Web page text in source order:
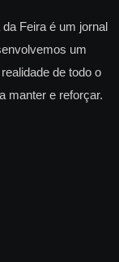
Feira é um jornal
um
de todo o
manter e reforçar.